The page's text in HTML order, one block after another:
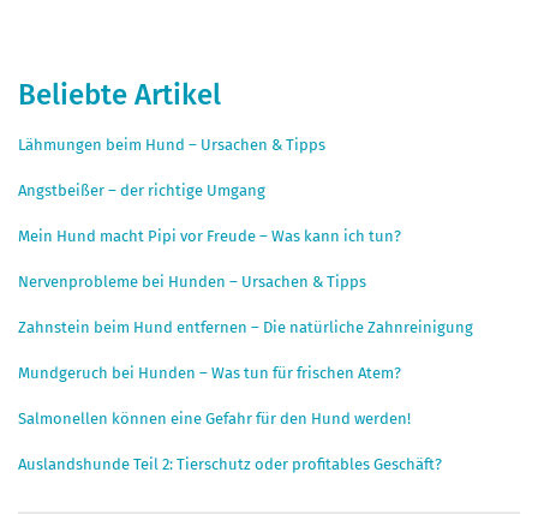
Beliebte Artikel
Lähmungen beim Hund – Ursachen & Tipps
Angstbeißer – der richtige Umgang
Mein Hund macht Pipi vor Freude – Was kann ich tun?
Nervenprobleme bei Hunden – Ursachen & Tipps
Zahnstein beim Hund entfernen – Die natürliche Zahnreinigung
Mundgeruch bei Hunden – Was tun für frischen Atem?
Salmonellen können eine Gefahr für den Hund werden!
Auslandshunde Teil 2: Tierschutz oder profitables Geschäft?